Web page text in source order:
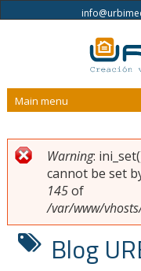
Pasar al contenido
Usted está aquí
Mensaje
Warning:
cannot be set
145of
/var/www/
Blog